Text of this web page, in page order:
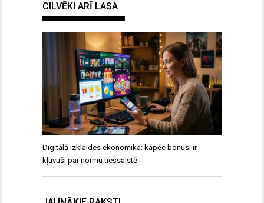
CILVĒKI ARĪ LASA
Digitālā izklaides ekonomika: kāpēc bonusi ir
kļuvuši par normu tiešsaistē